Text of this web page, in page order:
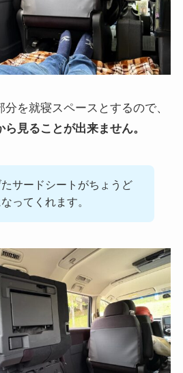
を就寝スペースとするので、
見ることが出来ません。
サードシートがちょうど
ってくれます。